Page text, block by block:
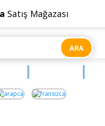
Satış Mağazası
ARA